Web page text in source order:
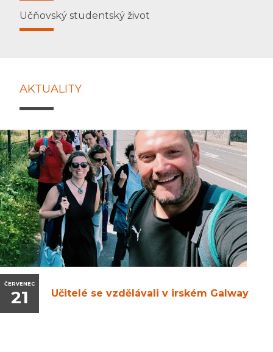
Učňovský studentský život
AKTUALITY
ČERVENEC
21 Učitelé se vzdělávali v irském Galway